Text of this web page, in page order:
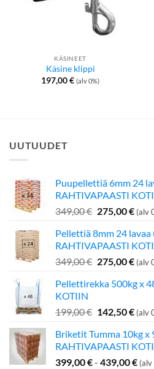
KÄSINEET
Käsine klippi
197,00€ (alv 0%)
UUTUUDET
Puupellettiä 6mm 24
RAHTIVAPAASTI
349,00€ Alkuperäinen
oli:
349,00 €.
275,00€
on:
(alv
Pellettiä 8mm 24 lavaa
RAHTIVAPAASTI
349,00€ Alkuperäinen
oli:
275,00€
on:
(alv
Pellettirekka 500kg x
KOTIIN
199,00€ Alkuperäinen
oli:
199,00 €.
142,50€
on:
(alv
Briketit Tumma 10kg x
RAHTIVAPAASTI
399,00€- 439,00€ (alv